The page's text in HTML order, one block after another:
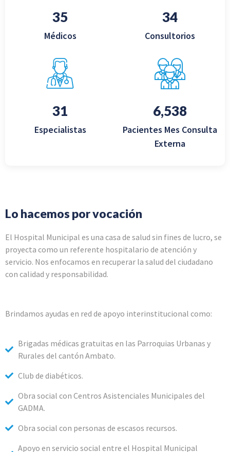
35
Médicos
34
Consultorios
31
Especialistas
6,617
Pacientes Mes Consulta
Externa
Lo hacemos por vocación
El Hospital Municipal es una casa de salud sin fines de lucro, se
proyecta como un referente hospitalario de atención y
servicio. Nos enfocamos en recuperar la salud del ciudadano
con calidad y responsabilidad.
Brindamos ayudas en red de apoyo interinstitucional como:
Brigadas médicas gratuitas en las Parroquias Urbanas y
Rurales del cantón Ambato.
Club de diabéticos.
Obra social con Centros Asistenciales Municipales del
GADMA.
Obra social con personas de escasos recursos.
Apoyo en servicio social entre el Hospital Municipal